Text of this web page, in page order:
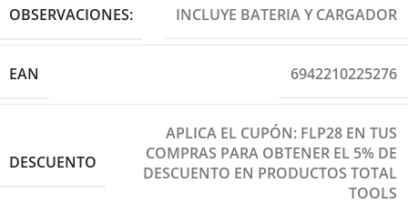
OBSERVACIONES:
INCLUYE BATERIA Y CARGADOR
EAN 6942210225276
DESCUENTO
APLICA EL CUPÓN: FLP28 EN TUS
COMPRAS PARA OBTENER EL 5% DE
DESCUENTO EN PRODUCTOS TOTAL
TOOLS